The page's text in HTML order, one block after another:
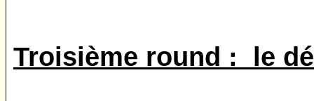
Troisième round : le